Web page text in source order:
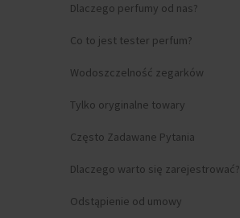
Dlaczego perfumy od nas?
Co to jest tester perfum?
Wodoszczelność zegarków
Tylko oryginalne towary
Często Zadawane Pytania
Dlaczego warto się zarejestrować?
Odstąpienie od umowy